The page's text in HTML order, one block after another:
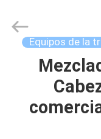
HOGAR
PRODUCTOS
Catering
equipments
Equipos de la